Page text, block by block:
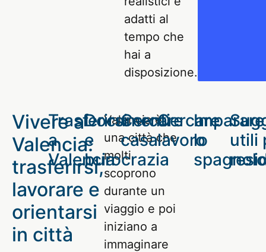
adatti al
tempo che
hai a
disposizione.
Vivere a
Valencia:
trasferirsi,
lavorare e
orientarsi
in città
Valencia è
una città che
molti
scoprono
durante un
viaggio e poi
iniziano a
immaginare
Trasferirsi
a
Valencia
Documenti
e
burocrazia
Cercare
casa
Cercare
lavoro
Imparare
lo
spagnolo
utili